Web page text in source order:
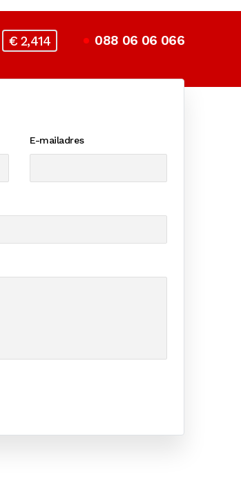
€ 2,414 088 06 06 066
E-mailadres